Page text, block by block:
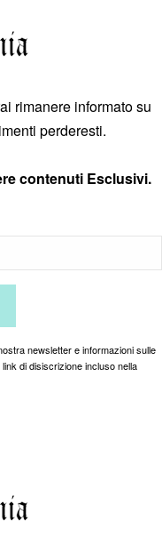
rimanere informato su
perderesti.
contenuti Esclusivi.
newsletter e informazioni sulle
di disiscrizione incluso nella